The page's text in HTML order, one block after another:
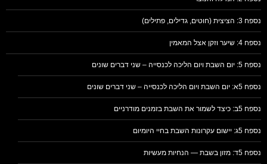
נספח 3: הציצית (חוטים, גדילים, פתילים)
נספח 4: שיער וזקן אצל המאמין
נספח 5: יום השבת ויום הליכה לכנסייה – שני דברים שונים
נספח 5א: יום השבת ויום הליכה לכנסייה – שני דברים שונים
נספח 5ב: כיצד לשמור את השבת בזמנים מודרניים
נספח 5ג: יישום עקרונות השבת בחיי היומיום
נספח 5ד: מזון בשבת — הנחיות מעשיות